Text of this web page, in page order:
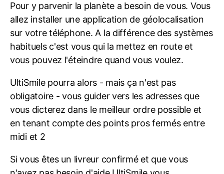
Pour y parvenir la planète a besoin de vous. Vous
allez installer une application de géolocalisation
sur votre téléphone. A la différence des systèmes
habituels c'est vous qui la mettez en route et
vous pouvez l'éteindre quand vous voulez.
UltiSmile pourra alors - mais ça n'est pas
obligatoire - vous guider vers les adresses que
vous dicterez dans le meilleur ordre possible et
en tenant compte des points pros fermés entre
midi et 2
Si vous êtes un livreur confirmé et que vous